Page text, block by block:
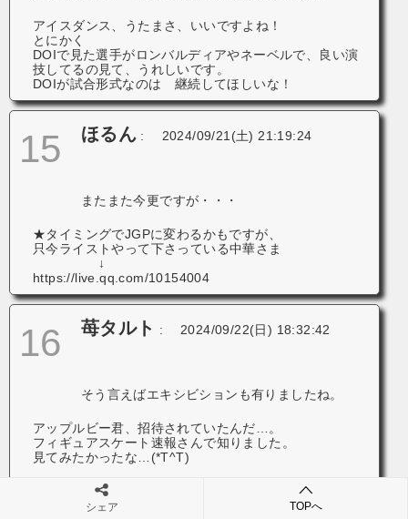
アイスダンス、うたまさ、いいですよね！
とにかく
DOIで見た選手がロンバルディアやネーベルで、良い演
技してるの見て、うれしいです。
DOIが試合形式なのは 継続してほしいな！
15 ほるん : 2024/09/21(土) 21:19:24
またまた今更ですが・・・
★タイミングでJGPに変わるかもですが、
只今ライストやって下さっている中華さま
↓
https://live.qq.com/10154004
16 苺タルト : 2024/09/22(日) 18:32:42
そう言えばエキシビションも有りましたね。
アップルビー君、招待されていたんだ…。
フィギュアスケート速報さんで知りました。
見てみたかったな…(*T^T)
出場選手の皆様お疲れ様でした。
シェア TOPへ